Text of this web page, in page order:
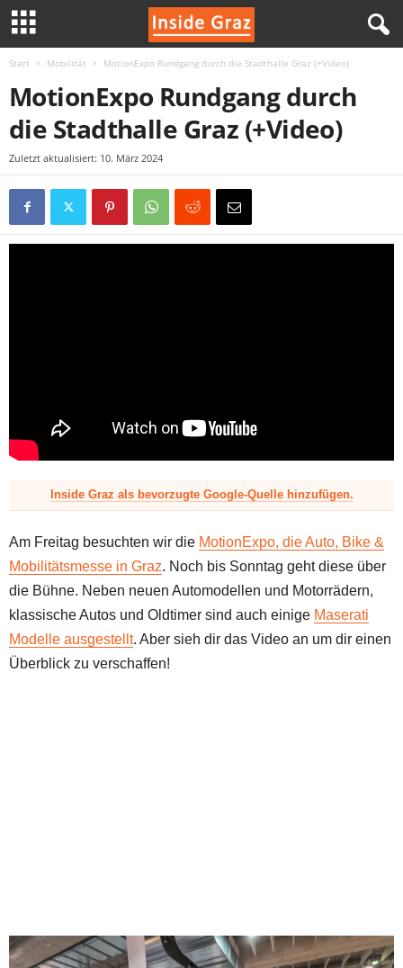
Start Mobilität MotionExpo Rundgang durch die Stadthalle Graz (+Video)
MotionExpo Rundgang durch
die Stadthalle Graz (+Video)
Zuletzt aktualisiert: 10. März 2024
Inside Graz als bevorzugte Google-Quelle hinzufügen.
Am Freitag besuchten wir die MotionExpo, die Auto, Bike &
Mobilitätsmesse in Graz. Noch bis Sonntag geht diese über
die Bühne. Neben neuen Automodellen und Motorrädern,
klassische Autos und Oldtimer sind auch einige Maserati
Modelle ausgestellt. Aber sieh dir das Video an um dir einen
Überblick zu verschaffen!